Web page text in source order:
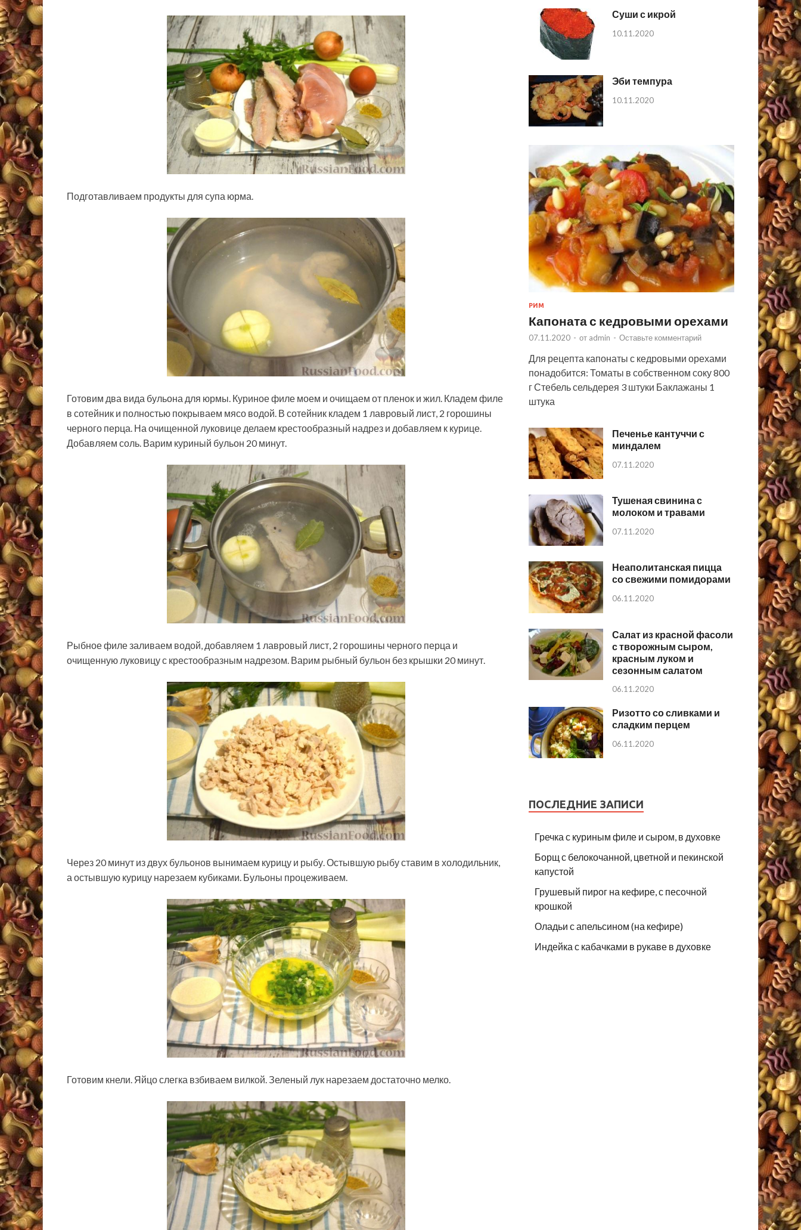
Подготавливаем продукты для супа юрма.
Готовим два вида бульона для юрмы. Куриное филе моем и очищаем от пленок и жил. Кладем филе
в сотейник и полностью покрываем мясо водой. В сотейник кладем 1 лавровый лист, 2 горошины
черного перца. На очищенной луковице делаем крестообразный надрез и добавляем к курице.
Добавляем соль. Варим куриный бульон 20 минут.
Рыбное филе заливаем водой, добавляем 1 лавровый лист, 2 горошины черного перца и
очищенную луковицу с крестообразным надрезом. Варим рыбный бульон без крышки 20 минут.
Через 20 минут из двух бульонов вынимаем курицу и рыбу. Остывшую рыбу ставим в холодильник,
а остывшую курицу нарезаем кубиками. Бульоны процеживаем.
Готовим кнели. Яйцо слегка взбиваем вилкой. Зеленый лук нарезаем достаточно мелко.
Суши с икрой
10.11.2020
Эби темпура
10.11.2020
РИМ
Капоната с кедровыми орехами
07.11.2020 - от admin - Оставьте комментарий
Для рецепта капонаты с кедровыми орехами
понадобится: Томаты в собственном соку 800
г Стебель сельдерея 3 штуки Баклажаны 1
штука
Печенье кантуччи с
миндалем
07.11.2020
Тушеная свинина с
молоком и травами
07.11.2020
Неаполитанская пицца
со свежими помидорами
06.11.2020
Салат из красной фасоли
с творожным сыром,
красным луком и
сезонным салатом
06.11.2020
Ризотто со сливками и
сладким перцем
06.11.2020
ПОСЛЕДНИЕ ЗАПИСИ
Гречка с куриным филе и сыром, в духовке
Борщ с белокочанной, цветной и пекинской
капустой
Грушевый пирог на кефире, с песочной
крошкой
Оладьи с апельсином (на кефире)
Индейка с кабачками в рукаве в духовке